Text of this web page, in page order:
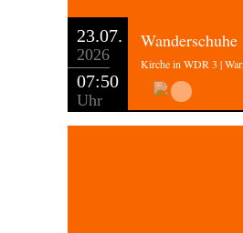
23.07.
2026
07:50
Uhr
Wanderschuhe
Kirche in WDR 3 |